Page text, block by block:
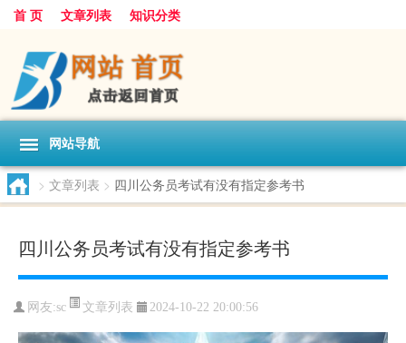
首 页 文章列表 知识分类
网站导航
> 文章列表 > 四川公务员考试有没有指定参考书
四川公务员考试有没有指定参考书
网友:sc 文章列表 2024-10-22 20:00:56